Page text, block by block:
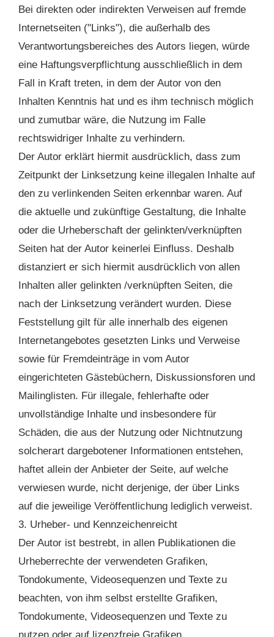
Bei direkten oder indirekten Verweisen auf fremde
Internetseiten ("Links"), die außerhalb des
Verantwortungsbereiches des Autors liegen, würde
eine Haftungsverpflichtung ausschließlich in dem
Fall in Kraft treten, in dem der Autor von den
Inhalten Kenntnis hat und es ihm technisch möglich
und zumutbar wäre, die Nutzung im Falle
rechtswidriger Inhalte zu verhindern.
Der Autor erklärt hiermit ausdrücklich, dass zum
Zeitpunkt der Linksetzung keine illegalen Inhalte auf
den zu verlinkenden Seiten erkennbar waren. Auf
die aktuelle und zukünftige Gestaltung, die Inhalte
oder die Urheberschaft der gelinkten/verknüpften
Seiten hat der Autor keinerlei Einfluss. Deshalb
distanziert er sich hiermit ausdrücklich von allen
Inhalten aller gelinkten /verknüpften Seiten, die
nach der Linksetzung verändert wurden. Diese
Feststellung gilt für alle innerhalb des eigenen
Internetangebotes gesetzten Links und Verweise
sowie für Fremdeinträge in vom Autor
eingerichteten Gästebüchern, Diskussionsforen und
Mailinglisten. Für illegale, fehlerhafte oder
unvollständige Inhalte und insbesondere für
Schäden, die aus der Nutzung oder Nichtnutzung
solcherart dargebotener Informationen entstehen,
haftet allein der Anbieter der Seite, auf welche
verwiesen wurde, nicht derjenige, der über Links
auf die jeweilige Veröffentlichung lediglich verweist.
3. Urheber- und Kennzeichenreicht
Der Autor ist bestrebt, in allen Publikationen die
Urheberrechte der verwendeten Grafiken,
Tondokumente, Videosequenzen und Texte zu
beachten, von ihm selbst erstellte Grafiken,
Tondokumente, Videosequenzen und Texte zu